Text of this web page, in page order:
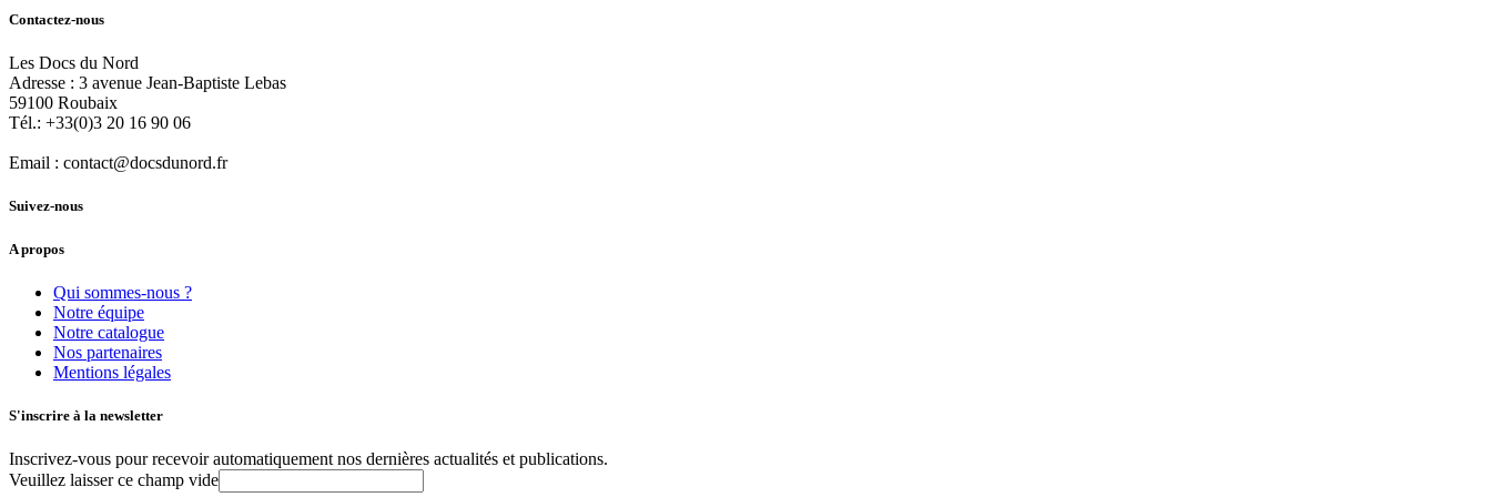
Contactez-nous
Les Docs du Nord
Adresse : 3 avenue Jean-Baptiste Lebas
59100 Roubaix
Tél.: +33(0)3 20 16 90 06
Email : contact@docsdunord.fr
Suivez-nous
A propos
Qui sommes-nous ?
Notre équipe
Notre catalogue
Nos partenaires
Mentions légales
S'inscrire à la newsletter
Inscrivez-vous pour recevoir automatiquement nos dernières actualités et publications.
Veuillez laisser ce champ vide